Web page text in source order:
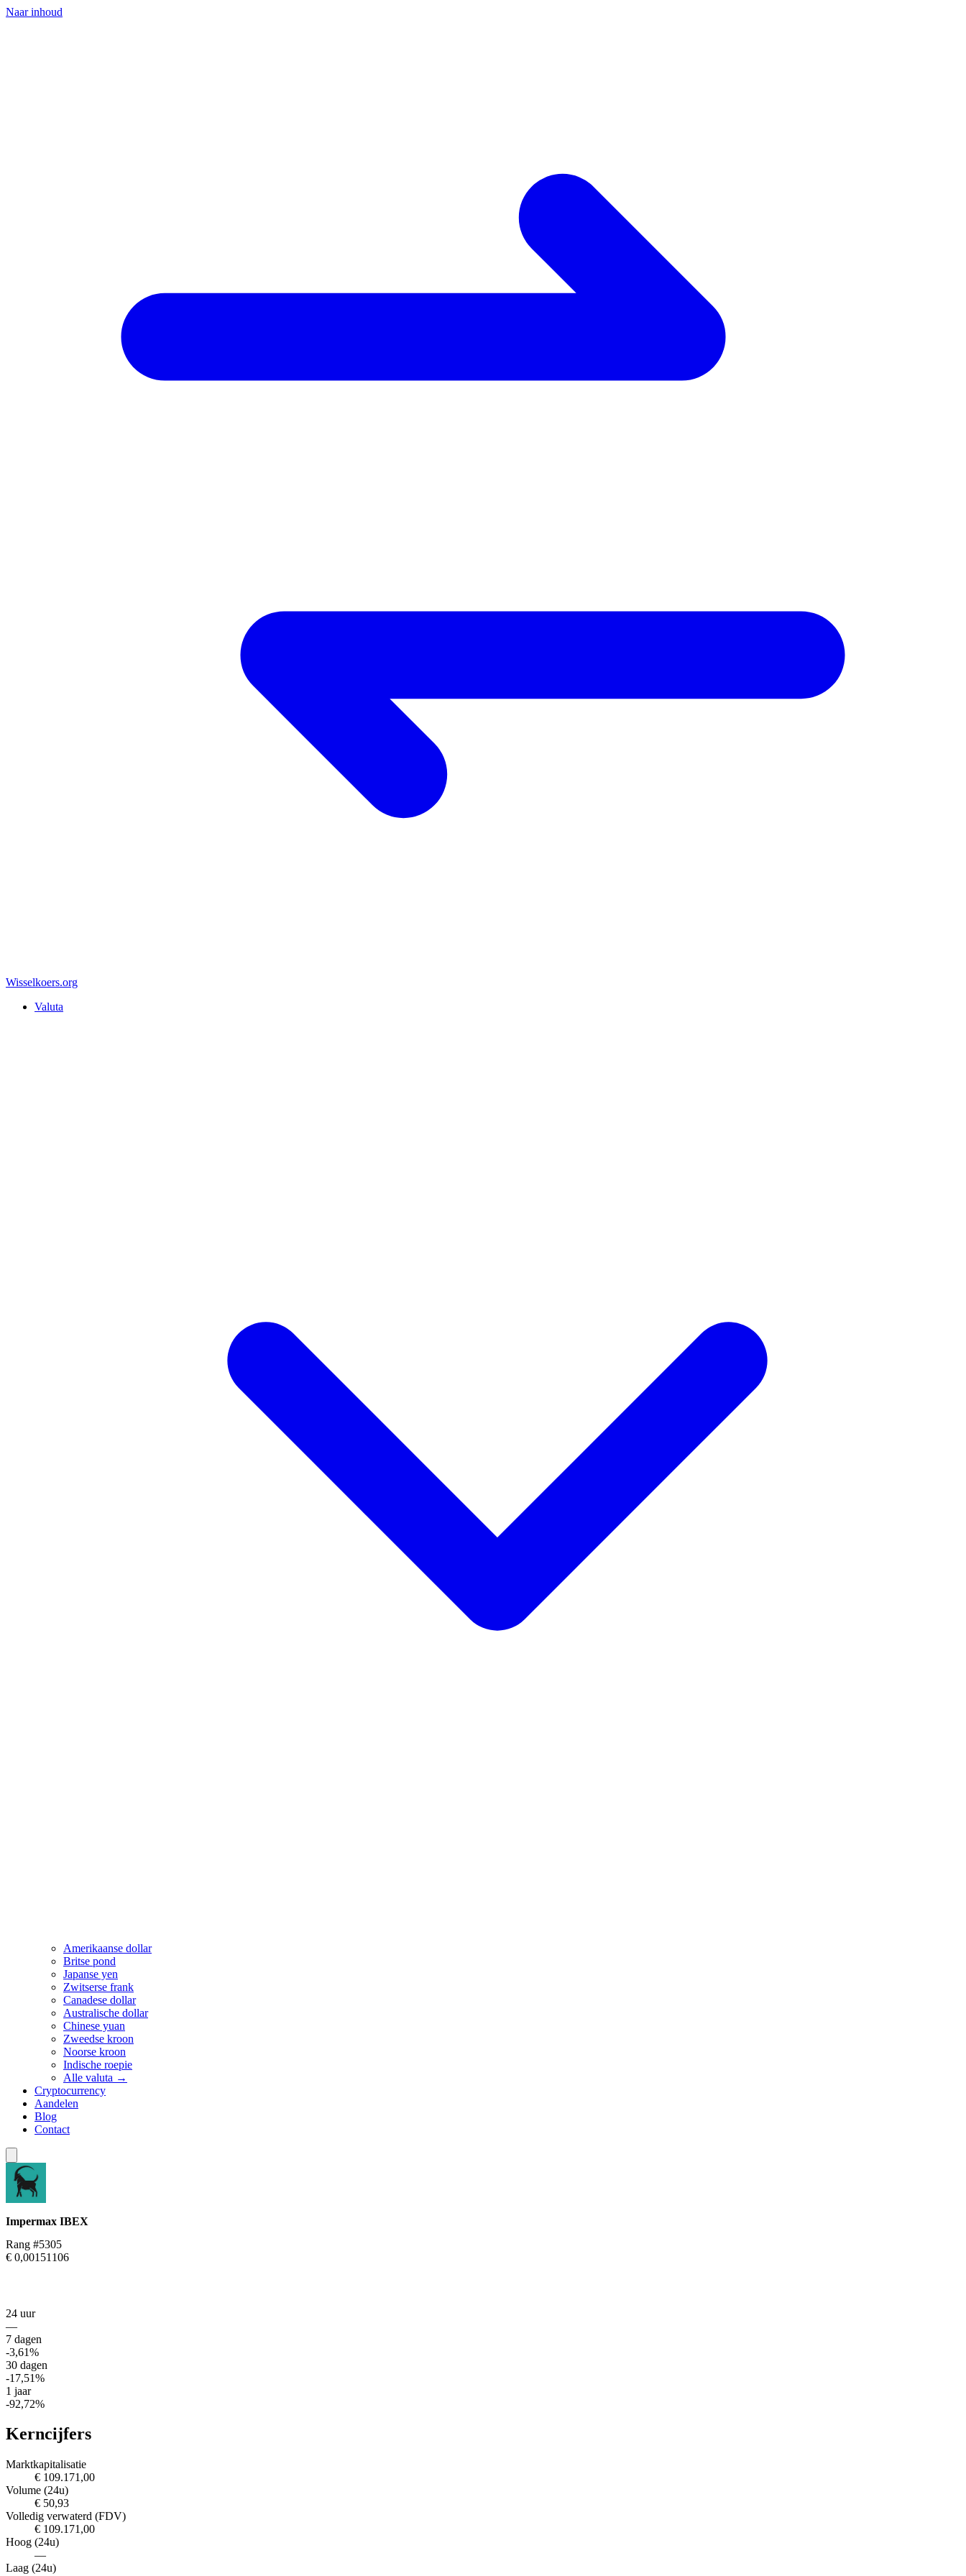
Naar inhoud
Wisselkoers.org
Valuta
Amerikaanse dollar
Britse pond
Japanse yen
Zwitserse frank
Canadese dollar
Australische dollar
Chinese yuan
Zweedse kroon
Noorse kroon
Indische roepie
Alle valuta →
Cryptocurrency
Aandelen
Blog
Contact
Impermax IBEX
Rang #5305
€ 0,00151106
24 uur
—
7 dagen
-3,61%
30 dagen
-17,51%
1 jaar
-92,72%
Kerncijfers
Marktkapitalisatie
€ 109.171,00
Volume (24u)
€ 50,93
Volledig verwaterd (FDV)
€ 109.171,00
Hoog (24u)
—
Laag (24u)